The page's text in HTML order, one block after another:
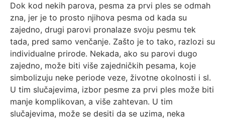
Dok kod nekih parova, pesma za prvi ples se odmah
zna, jer je to prosto njihova pesma od kada su
zajedno, drugi parovi pronalaze svoju pesmu tek
tada, pred samo venčanje. Zašto je to tako, razlozi su
individualne prirode. Nekada, ako su parovi dugo
zajedno, može biti više zajedničkih pesama, koje
simbolizuju neke periode veze, životne okolnosti i sl.
U tim slučajevima, izbor pesme za prvi ples može biti
manje komplikovan, a više zahtevan. U tim
slučajevima, može se desiti da se uzima, neka